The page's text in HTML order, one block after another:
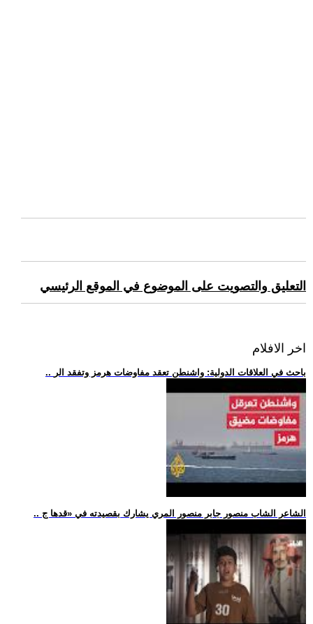
التعليق والتصويت على الموضوع في الموقع الرئيسي
اخر الافلام
.. باحث في العلاقات الدولية: واشنطن تعقد مفاوضات هرمز وتفقد الر
.. الشاعر الشاب منصور جابر منصور المري يشارك بقصيدته في «قدها ج